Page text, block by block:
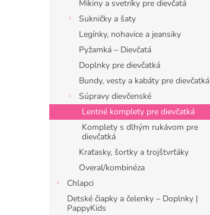
Mikiny a svetríky pre dievčatá
Sukničky a šaty
Legínky, nohavice a jeansiky
Pyžamká – Dievčatá
Doplnky pre dievčatká
Bundy, vesty a kabáty pre dievčatká
Súpravy dievčenské
Lentné komplety pre dievčatká
Komplety s dlhým rukávom pre
dievčatká
Kraťasky, šortky a trojštvrťáky
Overal/kombinéza
Chlapci
Detské čiapky a čelenky – Doplnky |
PappyKids